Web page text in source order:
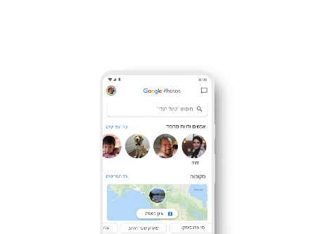
התמונות שלכם, הנתונים שאתם יוצרים עוברים בין
המכשיר שלכם לשירותי Google ולמרכזי הנתונים שלנו.
אנחנו מגינים על הנתונים האלה באמצעות מספר שכבות
מידע נוסף